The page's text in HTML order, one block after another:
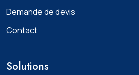
Demande de devis
Contact
Solutions